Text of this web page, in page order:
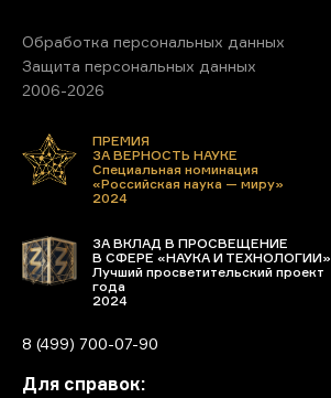
Обработка персональных данных
Защита персональных данных
2006-2026
ПРЕМИЯ
ЗА ВЕРНОСТЬ НАУКЕ
Специальная номинация
«Российская наука — миру»
2024
ЗА ВКЛАД В ПРОСВЕЩЕНИЕ
В СФЕРЕ «НАУКА И ТЕХНОЛОГИИ»
Лучший просветительский проект
года
2024
8 (499) 700-07-90
Для справок: